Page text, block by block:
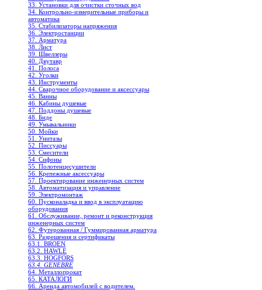
33. Установки для очистки сточных вод
34. Контрольно-измерительные приборы и
автоматика
35. Стабилизаторы напряжения
36. Электростанции
37. Арматура
38. Лист
39. Швеллеры
40. Двутавр
41. Полоса
42. Уголки
43. Инструменты
44. Сварочное оборудование и аксессуары
45. Ванны
46. Кабины душевые
47. Поддоны душевые
48. Биде
49. Умывальники
50. Мойки
51. Унитазы
52. Писсуары
53. Смесители
54. Сифоны
55. Полотенцесушители
56. Крепежные аксессуары
57. Проектирование инженерных систем
58. Автоматизация и управление
59. Электромонтаж
60. Пусконаладка и ввод в эксплуатацию
оборудования
61. Обслуживание, ремонт и реконструкция
инженерных систем
62. Футерованная / Гуммированная арматура
63. Разрешения и сертификаты
63.1. BROEN
63.2. HAWLE
63.3. HOGFORS
63.4. GENEBRE
64. Металлопрокат
65. КАТАЛОГИ
66. Аренда автомобилей с водителем.